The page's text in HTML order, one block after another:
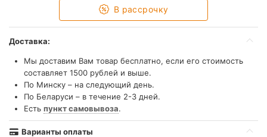
В рассрочку
Доставка:
Мы доставим Вам товар бесплатно, если его стоимость
составляет 1500 рублей и выше.
По Минску – на следующий день.
По Беларуси – в течение 2-3 дней.
Есть пункт самовывоза.
Варианты оплаты